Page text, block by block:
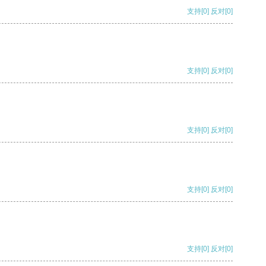
支持[0] 反对[0]
支持[0] 反对[0]
支持[0] 反对[0]
支持[0] 反对[0]
支持[0] 反对[0]